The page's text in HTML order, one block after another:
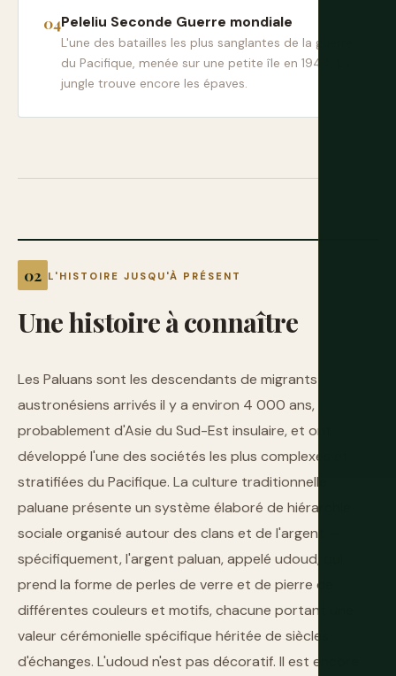
Peleliu Seconde Guerre mondiale
L'une des batailles les plus sanglantes de la guerre
du Pacifique, menée sur une petite île en 1944. La
jungle trouve encore les épaves.
L'HISTOIRE JUSQU'À PRÉSENT
Unehistoireàconnaître
Les Paluans sont les descendants de migrants
austronésiens arrivés il y a environ 4 000 ans,
probablement d'Asie du Sud-Est insulaire, et ont
développé l'une des sociétés les plus complexes et
stratifiées du Pacifique. La culture traditionnelle
paluane présente un système élaboré de hiérarchie
sociale organisé autour des clans et de l'argent —
spécifiquement, l'argent paluan, appelé udoud, qui
prend la forme de perles de verre et de pierre de
différentes couleurs et motifs, chacune portant une
valeur cérémonielle spécifique héritée de siècles
d'échanges. L'udoud n'est pas décoratif. Il est encore